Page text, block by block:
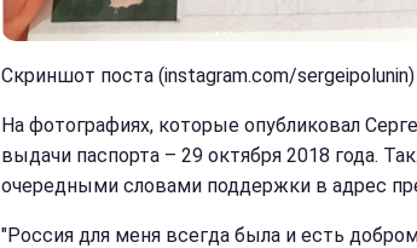
Скриншот поста (instagram.com/sergeipolunin)
На фотографиях, которые опубликовал
выдачи паспорта – 29 октября 2018 года.
очередными словами поддержки в адрес
"Россия для меня всегда была и есть